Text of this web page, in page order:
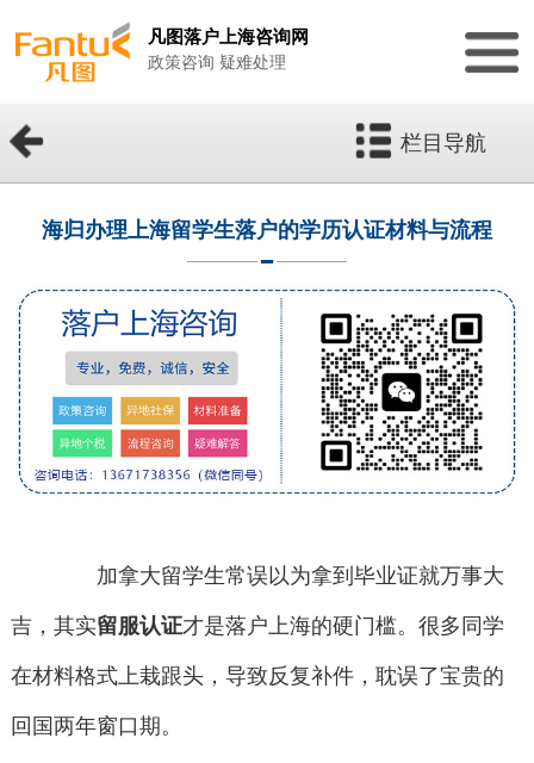
凡图落户上海咨询网
政策咨询 疑难处理
栏目导航
海归办理上海留学生落户的学历认证材料与流程
加拿大留学生常误以为拿到毕业证就万事大
吉，其实留服认证才是落户上海的硬门槛。很多同学
在材料格式上栽跟头，导致反复补件，耽误了宝贵的
回国两年窗口期。